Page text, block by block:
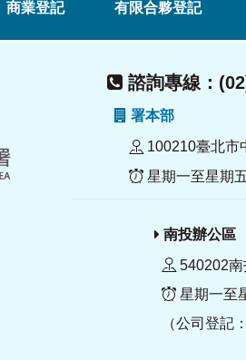
商業登記 有限合夥登記
諮詢專線：
署本部
100210臺北市
星期一至星期
南投辦公區
540202
星期一至
（公司登記